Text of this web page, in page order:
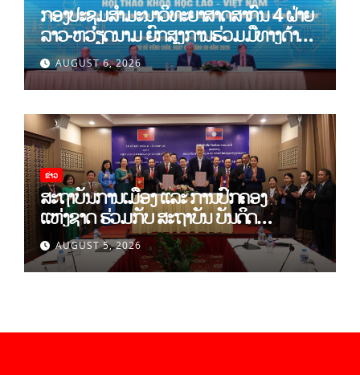
ກອງປະຊຸມສໍາມະນາວິທະຍາສາດສາກົນ 4 ຝ່າຍ
ລາວ-ຫວຽດນາມ ຍົກສູງການຮ່ວມມືທາງດ້ານ
ທິດສະດີ ແລະ ພຶດຕິກໍາ ລາວ-ຫວຽດນາມ ແນໃສ່
ສ້າງເສດຖະກິດເອກະລາດເປັນເຈົ້າຕົນເອງຢ່າງ
ເຂັ້ມແຂງ
AUGUST 6, 2026
ຂ່າວ
ສະຖາບັນການເມືອງ ແລະ ການປົກຄອງ
ແຫ່ງຊາດ ຮ່ວມກັບ ສະຖາບັນ ບັນດິດ
ວິທະຍາສາດສັງຄົມ ຫວຽດນາມ ເຊັນບົດບັນທຶກ
ການຮ່ວມມືທາງດ້ານວິທະຍາສາດ (2026-
2030)
AUGUST 5, 2026